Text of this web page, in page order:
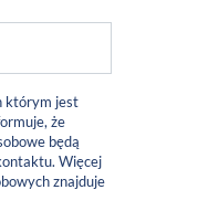
którym jest
że
będą
Więcej
znajduje